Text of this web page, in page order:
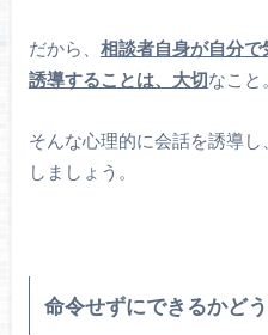
だから、 相談者自身が自分
誘導することは、大切なこと。
そんな心理的に会話を誘導
しましょう。
命令せずにできるかど